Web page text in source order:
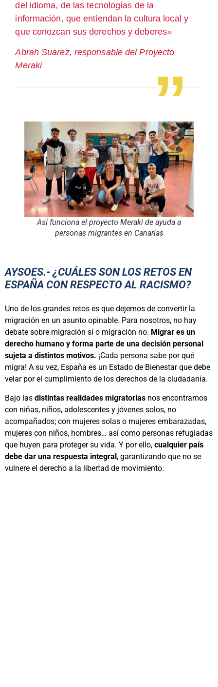
del idioma, de las tecnologías de la
información, que entiendan la cultura local y
que conozcan sus derechos y deberes»
Abrah Suarez, responsable del Proyecto
Meraki
Así funciona el proyecto Meraki de ayuda a
personas migrantes en Canarias
AYSOES.- ¿CUÁLES SON LOS RETOS EN
ESPAÑA CON RESPECTO AL RACISMO?
Uno de los grandes retos es que dejemos de convertir la
migración en un asunto opinable. Para nosotros, no hay
debate sobre migración sí o migración no. Migrar es un
derecho humano y forma parte de una decisión personal
sujeta a distintos motivos. ¡Cada persona sabe por qué
migra! A su vez, España es un Estado de Bienestar que debe
velar por el cumplimiento de los derechos de la ciudadanía.
Bajo las distintas realidades migratorias nos encontramos
con niñas, niños, adolescentes y jóvenes solos, no
acompañados; con mujeres solas o mujeres embarazadas,
mujeres con niños, hombres… así como personas refugiadas
que huyen para proteger su vida. Y por ello, cualquier país
debe dar una respuesta integral, garantizando que no se
vulnere el derecho a la libertad de movimiento.